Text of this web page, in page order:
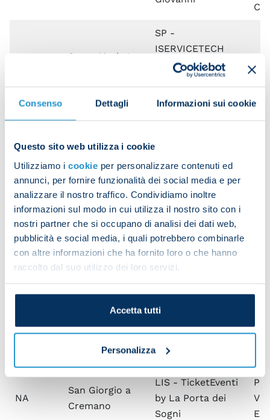
Consenso Dettagli Informazioni sui cookie
Questo sito web utilizza i cookie
Utilizziamo i cookie per personalizzare contenuti ed
annunci, per fornire funzionalità dei social media e per
analizzare il nostro traffico. Condividiamo inoltre
informazioni sul modo in cui utilizza il nostro sito con i
nostri partner che si occupano di analisi dei dati web,
pubblicità e social media, i quali potrebbero combinarle
con altre informazioni che ha fornito loro o che hanno
raccolto dal suo utilizzo dei loro servizi.
Accetta tutti
Personalizza
Santa Maria La
SP -
ISERVICETECH
srls -
Planetwin365 -
SA Eboli
Annarita
Marcianise
SP - Kaos
Campania
SP - Punto Snai La
NA Procida
SP - La Dea
Bendata di
Antonio Giuseppe
NA
San Giorgio a
Cremano
LIS - TicketEventi
by La Porta dei
Sogni